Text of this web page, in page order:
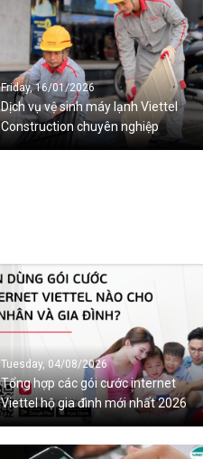
Friday, 16/01/2026
Dịch vụ vệ sinh máy lạnh Viettel
Construction chuyên nghiệp
Tuesday, 04/08/2026
Tổng hợp các gói cước internet
Viettel hộ gia đình mới nhất 2026